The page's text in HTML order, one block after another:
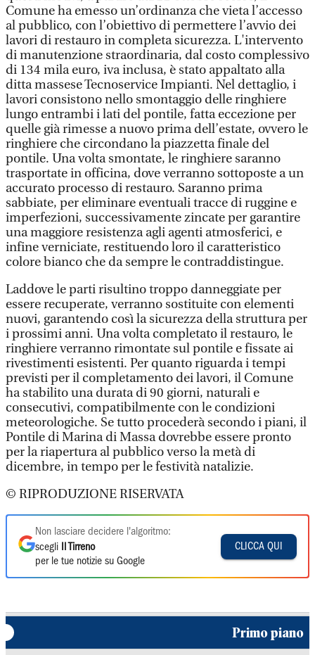
Comune ha emesso un’ordinanza che vieta l’accesso
al pubblico, con l’obiettivo di permettere l’avvio dei
lavori di restauro in completa sicurezza. L'intervento
di manutenzione straordinaria, dal costo complessivo
di 134 mila euro, iva inclusa, è stato appaltato alla
ditta massese Tecnoservice Impianti. Nel dettaglio, i
lavori consistono nello smontaggio delle ringhiere
lungo entrambi i lati del pontile, fatta eccezione per
quelle già rimesse a nuovo prima dell’estate, ovvero le
ringhiere che circondano la piazzetta finale del
pontile. Una volta smontate, le ringhiere saranno
trasportate in officina, dove verranno sottoposte a un
accurato processo di restauro. Saranno prima
sabbiate, per eliminare eventuali tracce di ruggine e
imperfezioni, successivamente zincate per garantire
una maggiore resistenza agli agenti atmosferici, e
infine verniciate, restituendo loro il caratteristico
colore bianco che da sempre le contraddistingue.
Laddove le parti risultino troppo danneggiate per
essere recuperate, verranno sostituite con elementi
nuovi, garantendo così la sicurezza della struttura per
i prossimi anni. Una volta completato il restauro, le
ringhiere verranno rimontate sul pontile e fissate ai
rivestimenti esistenti. Per quanto riguarda i tempi
previsti per il completamento dei lavori, il Comune
ha stabilito una durata di 90 giorni, naturali e
consecutivi, compatibilmente con le condizioni
meteorologiche. Se tutto procederà secondo i piani, il
Pontile di Marina di Massa dovrebbe essere pronto
per la riapertura al pubblico verso la metà di
dicembre, in tempo per le festività natalizie.
© RIPRODUZIONE RISERVATA
Non lasciare decidere l'algoritmo:
scegli
Il Tirreno
per le tue notizie su Google
CLICCA QUI
Primo piano